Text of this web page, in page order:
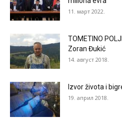
11. март 2022.
TOMETINO
Zoran Đukić
14. август 2018.
Izvor života i
19. април 2018.